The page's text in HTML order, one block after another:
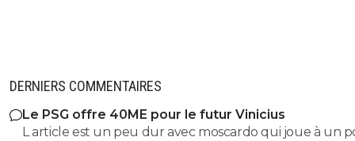
DERNIERS COMMENTAIRES
Le PSG offre 40ME pour le futur Vinicius
L article est un peu dur avec moscardo qui joue à un